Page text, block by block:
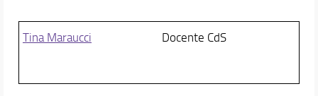
Tina Maraucci Docente CdS